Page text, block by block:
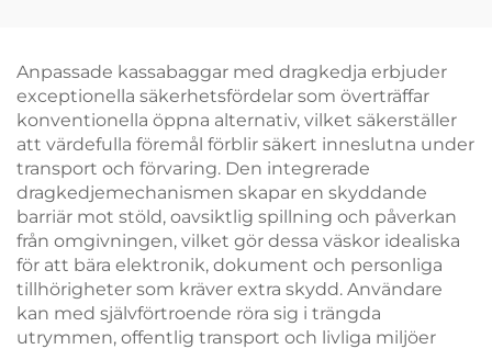
bärväskor för
modebutiker
fågel- och
blommormotiv
Anpassade kassabaggar med dragkedja erbjuder
exceptionella säkerhetsfördelar som överträffar
konventionella öppna alternativ, vilket säkerställer
att värdefulla föremål förblir säkert inneslutna under
transport och förvaring. Den integrerade
dragkedjemechanismen skapar en skyddande
barriär mot stöld, oavsiktlig spillning och påverkan
från omgivningen, vilket gör dessa väskor idealiska
för att bära elektronik, dokument och personliga
tillhörigheter som kräver extra skydd. Användare
kan med självförtroende röra sig i trängda
utrymmen, offentlig transport och livliga miljöer